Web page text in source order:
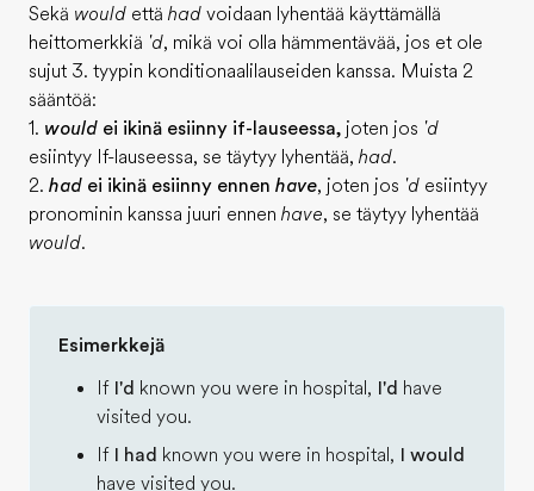
Sekä would että had voidaan lyhentää käyttämällä
heittomerkkiä 'd, mikä voi olla hämmentävää, jos et ole
sujut 3. tyypin konditionaalilauseiden kanssa. Muista 2
sääntöä:
1. would ei ikinä esiinny if-lauseessa, joten jos 'd
esiintyy If-lauseessa, se täytyy lyhentää, had.
2. had ei ikinä esiinny ennen have, joten jos 'd esiintyy
pronominin kanssa juuri ennen have, se täytyy lyhentää
would.
Esimerkkejä
If I'd known you were in hospital, I'd have
visited you.
If I had known you were in hospital, I would
have visited you.